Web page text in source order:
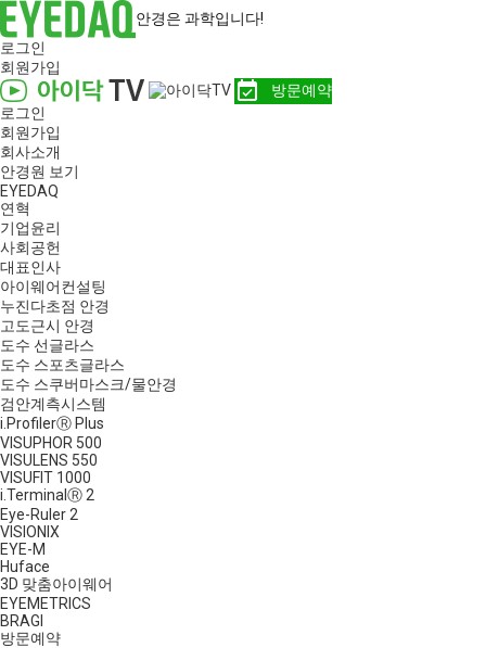
안경은 과학입니다!
로그인
회원가입
event_available
방문예약
로그인
회원가입
회사소개
안경원 보기
EYEDAQ
연혁
기업윤리
사회공헌
대표인사
아이웨어컨설팅
누진다초점 안경
고도근시 안경
도수 선글라스
도수 스포츠글라스
도수 스쿠버마스크/물안경
검안계측시스템
i.ProfilerⓇ Plus
VISUPHOR 500
VISULENS 550
VISUFIT 1000
i.TerminalⓇ 2
Eye-Ruler 2
VISIONIX
EYE-M
Huface
3D 맞춤아이웨어
EYEMETRICS
BRAGI
방문예약